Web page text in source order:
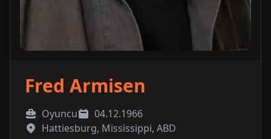
Fred Armisen
Oyuncu
04.12.1966
Hattiesburg, Mississippi, ABD